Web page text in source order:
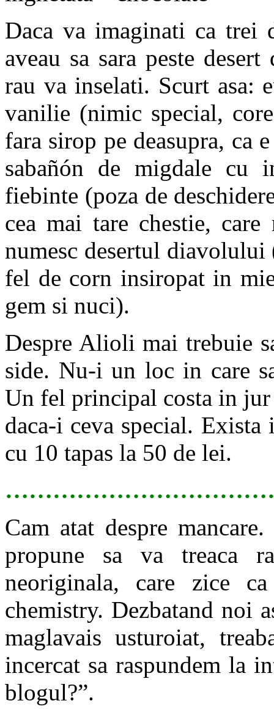
Daca va imaginati ca trei
aveau sa sara peste
rau va inselati. Scurt asa:
vanilie (nimic special,
fara sirop pe deasupra, ca
sabañón de migdale cu
fiebinte (poza de
cea mai tare chestie,
numesc desertul diavolului
fel de corn insiropat in
gem si nuci).
Despre Alioli mai trebuie
side. Nu-i un loc in care
Un fel principal costa in
daca-i ceva special.
cu 10 tapas la 50 de lei.
Cam atat despre
propune sa va treaca
neoriginala, care zice
chemistry. Dezbatand noi
maglavais usturoiat,
incercat sa raspundem la
blogul?”.